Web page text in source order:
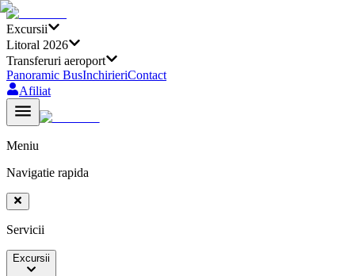
Excursii
Litoral 2026
Transferuri aeroport
Panoramic BusInchirieriContact
Afiliat
Meniu
Navigatie rapida
Servicii
Excursii